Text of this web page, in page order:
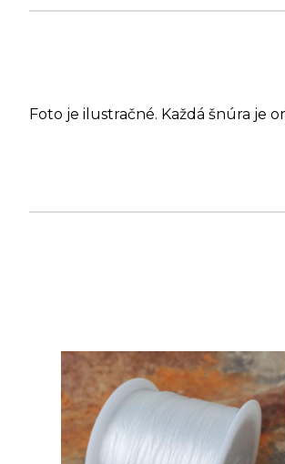
Foto je ilustračné. Každá šnúra je